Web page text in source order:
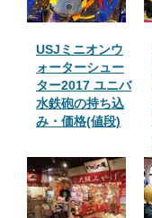
USJミニオンウ
ォーターシュー
ター2017 ユニバ
水鉄砲の持ち込
み・価格(値段)